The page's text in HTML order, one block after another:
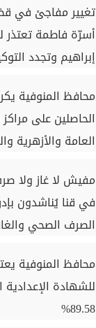
تغيير مفاجئ في
أسرّة فاطمة تعتذر
إبراهيم وتجدد
محافظ المنوفية
الحاصلين على
العامة والأزهرية
مفيش لا غاز ولا
في قنا يُناشدون
الصرف الصحي
محافظ المنوفية
للشهادة الإعدادية
89.58%